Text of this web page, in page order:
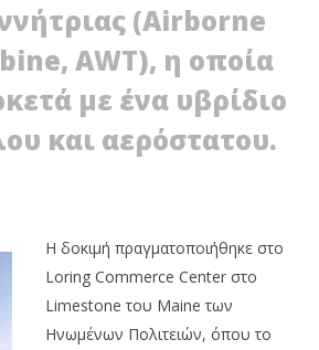
(Airborne
AWT), η οποία
με ένα υβρίδιο
και αερόστατου.
Η δοκιμή πραγματοποιήθηκε στο
Loring Commerce Center στο
Limestone του Maine των
Ηνωμένων Πολιτειών, όπου το